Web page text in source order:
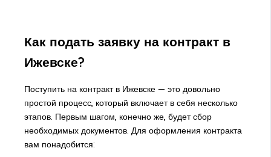
Как подать заявку на контракт в
Ижевске?
Поступить на контракт в Ижевске — это довольно
простой процесс, который включает в себя несколько
этапов. Первым шагом, конечно же, будет сбор
необходимых документов. Для оформления контракта
вам понадобится: